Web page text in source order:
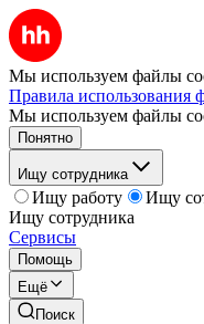
Мы используем файлы
Правила использования
Мы используем файлы
Понятно
Ищу сотрудника
Ищу работу
Ищу
Ищу сотрудника
Сервисы
Помощь
Ещё
Поиск